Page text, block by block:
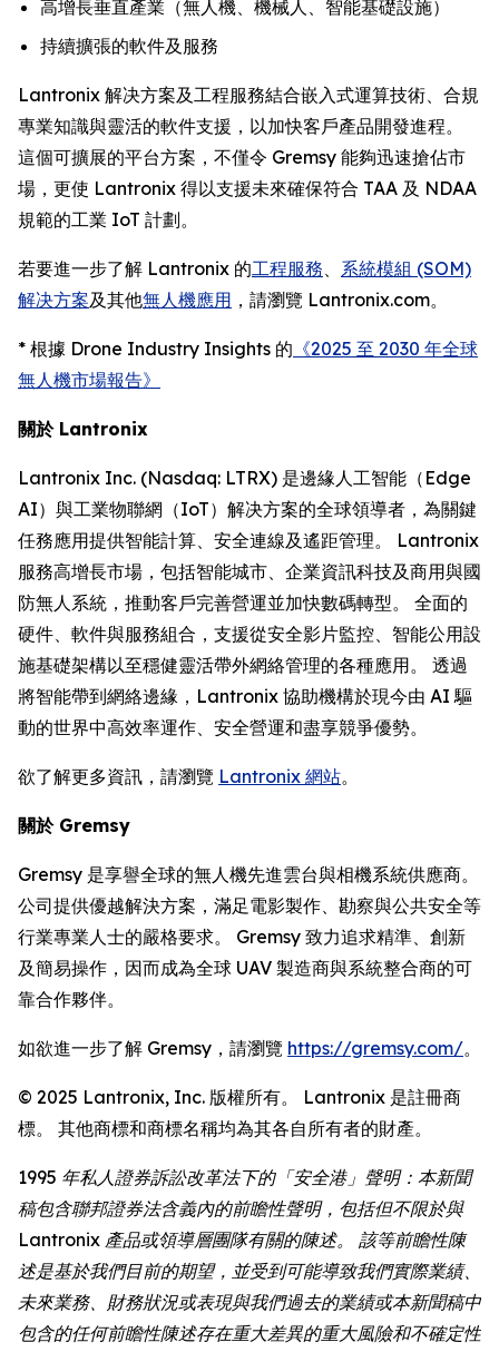
高增長垂直產業（無人機、機械人、智能基礎設施）
持續擴張的軟件及服務
Lantronix 解决方案及工程服務結合嵌入式運算技術、合規
專業知識與靈活的軟件支援，以加快客戶產品開發進程。
這個可擴展的平台方案，不僅令 Gremsy 能夠迅速搶佔市
場，更使 Lantronix 得以支援未來確保符合 TAA 及 NDAA
規範的工業 IoT 計劃。
若要進一步了解 Lantronix 的工程服務
系統模組 (SOM)
解决方案及其他無人機應用 ，請瀏覽 Lantronix.com。
* 根據 Drone Industry Insights 的 《2025 至 2030 年全球
無人機市場報告》
關於 Lantronix
Lantronix Inc. (Nasdaq: LTRX) 是邊緣人工智能（Edge
AI）與工業物聯網（IoT）解决方案的全球領導者，為關鍵
任務應用提供智能計算、安全連線及遙距管理。 Lantronix
服務高增長市場，包括智能城市、企業資訊科技及商用與國
防無人系統，推動客戶完善營運並加快數碼轉型。 全面的
硬件、軟件與服務組合，支援從安全影片監控、智能公用設
施基礎架構以至穩健靈活帶外網絡管理的各種應用。 透過
將智能帶到網絡邊緣，Lantronix 協助機構於現今由 AI 驅
動的世界中高效率運作、安全營運和盡享競爭優勢。
欲了解更多資訊，請瀏覽 Lantronix 網站。
關於 Gremsy
Gremsy 是享譽全球的無人機先進雲台與相機系統供應商。
公司提供優越解決方案，滿足電影製作、勘察與公共安全等
行業專業人士的嚴格要求。 Gremsy 致力追求精準、創新
及簡易操作，因而成為全球 UAV 製造商與系統整合商的可
靠合作夥伴。
如欲進一步了解 Gremsy，請瀏覽 https://gremsy.com/。
© 2025 Lantronix, Inc. 版權所有。 Lantronix 是註冊商
標。 其他商標和商標名稱均為其各自所有者的財產。
1995 年私人證券訴訟改革法下的「安全港」聲明：本新聞
稿包含聯邦證券法含義內的前瞻性聲明，包括但不限於與
Lantronix 產品或領導層團隊有關的陳述。 該等前瞻性陳
述是基於我們目前的期望，並受到可能導致我們實際業績、
未來業務、財務狀況或表現與我們過去的業績或本新聞稿中
包含的任何前瞻性陳述存在重大差異的重大風險和不確定性